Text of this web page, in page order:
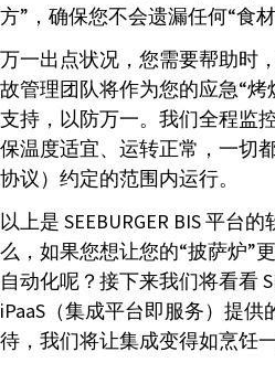
方”，确保您不会遗漏任何“食材
万一出点状况，您需要帮助时
故管理团队将作为您的应急“烤
支持，以防万一。我们全程监
保温度适宜、运转正常，一切
协议）约定的范围内运行。
以上是 SEEBURGER BIS 平台
么，如果您想让您的“披萨炉”
自动化呢？接下来我们将看看
iPaaS（集成平台即服务）提
待，我们将让集成变得如烹饪